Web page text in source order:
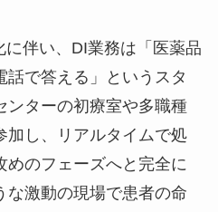
伴い、DI業務は「医薬品
で答える」というスタ
ンターの初療室や多職種
加し、リアルタイムで処
めのフェーズへと完全に
な激動の現場で患者の命